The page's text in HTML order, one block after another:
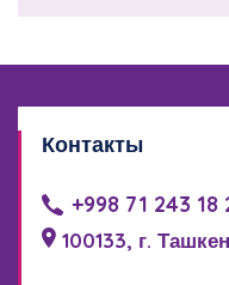
Контакты
+998 71 243 18
100133, г.